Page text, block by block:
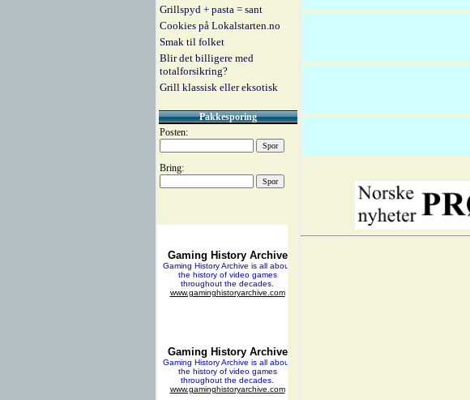
Grillspyd + pasta = sant
Cookies på Lokalstarten.no
Smak til folket
Blir det billigere med
totalforsikring?
Grill klassisk eller eksotisk
Pakkesporing
Posten:
Bring: